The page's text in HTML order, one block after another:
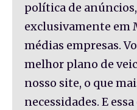
política de
exclusivamente em
médias empresas.
melhor plano de
nosso site, o que
necessidades. E